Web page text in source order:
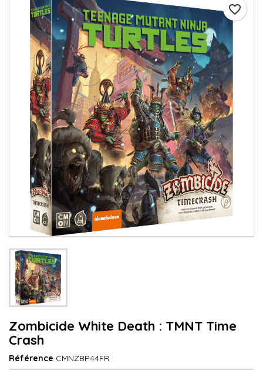
Zombicide White Death : TMNT Time
Crash
Référence CMNZBP44FR
favorite_border